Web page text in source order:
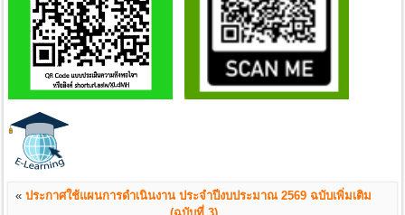
«ประกาศใช้แผนการดำเนินงาน ประจำปีงบประมาณ 2569 ฉบับเพิ่มเติม